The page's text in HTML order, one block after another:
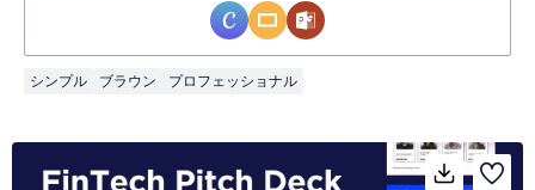
シンプル ブラウン プロフェッショナル